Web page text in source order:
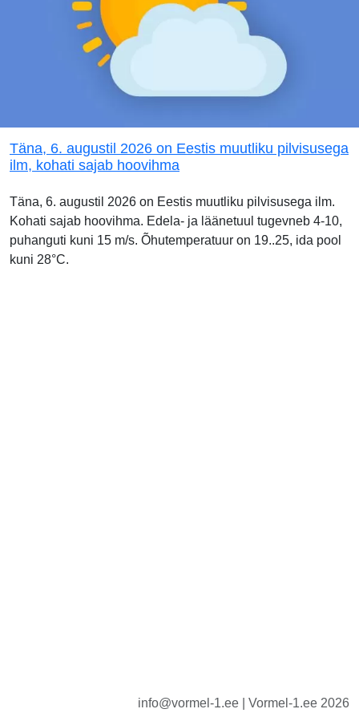
Täna, 6. augustil 2026 on Eestis muutliku pilvisusega
ilm, kohati sajab hoovihma
Täna, 6. augustil 2026 on Eestis muutliku pilvisusega ilm.
Kohati sajab hoovihma. Edela- ja läänetuul tugevneb 4-10,
puhanguti kuni 15 m/s. Õhutemperatuur on 19..25, ida pool
kuni 28°C.
info@vormel-1.ee | Vormel-1.ee 2026